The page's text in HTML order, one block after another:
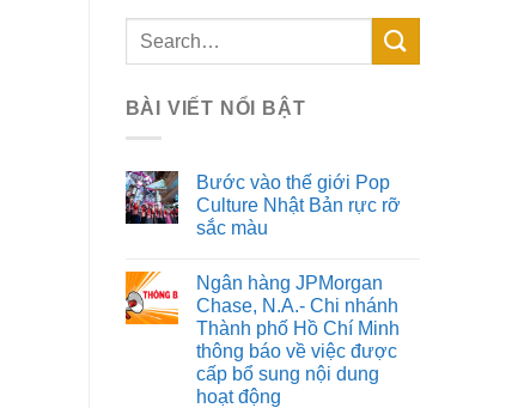
BÀI VIẾT NỔI BẬT
Bước vào thế giới Pop
Culture Nhật Bản rực rỡ
sắc màu
Ngân hàng JPMorgan
Chase, N.A.- Chi nhánh
Thành phố Hồ Chí Minh
thông báo về việc được
cấp bổ sung nội dung
hoạt động